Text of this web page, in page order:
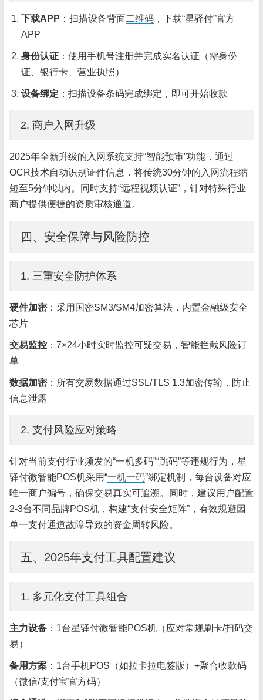
下载APP ：扫描设备背面二维码 ，下载“星驿付”官方
APP
身份认证 ：使用手机号注册并完成实名认证（需身份
证、银行卡、营业执照）
设备绑定 ：扫描设备条码完成绑定，即可开始收款
2. 商户入网升级
2025年全新升级的入网系统支持“智能预审”功能，通过
OCR技术自动识别证件信息，将传统30分钟的入网流程缩
短至5分钟以内。同时支持“远程视频认证”，针对特殊行业
商户提供便捷的资质审核通道。
四、安全保障与风险防控
1. 三重安全防护体系
硬件加密：采用国密SM3/SM4加密算法，内置金融级安全
芯片
交易监控 ：7×24小时实时监控可疑交易，智能拦截风险订
单
数据加密：所有交易数据通过SSL/TLS 1.3加密传输，防止
信息泄露
2. 支付风险应对策略
针对当前支付行业频发的“一机多码”“跳码”等违规行为，星
驿付微智能POS机采用“一机一码”绑定机制，每台设备对应
唯一商户编号，确保交易真实可追溯。同时，建议用户配置
2-3台不同品牌POS机，构建“支付安全矩阵”，有效规避因
单一支付通道故障导致的资金周转风险。
五、2025年支付工具配置建议
1. 多元化支付工具组合
主力设备 ：1台星驿付微智能POS机（应对常规刷卡/扫码交
易）
备用方案 ：1台手机POS（如拉卡拉电签版）+聚合收款码
（微信/支付宝官方码）